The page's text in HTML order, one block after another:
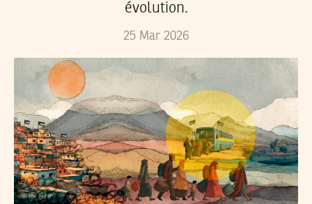
évolution.
25 Mar 2026